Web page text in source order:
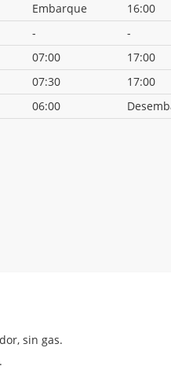
Embarque
16:00
-
-
07:00
17:00
07:30
17:00
06:00
sin gas.